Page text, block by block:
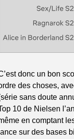
donc un bon
des choses,
sans doute
10 de Nielsen
en comptant
lance sur des bases